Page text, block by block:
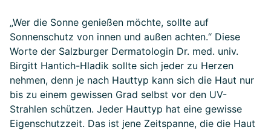
„Wer die Sonne genießen möchte, sollte auf
Sonnenschutz von innen und außen achten.“ Diese
Worte der Salzburger Dermatologin Dr. med. univ.
Birgitt Hantich-Hladik sollte sich jeder zu Herzen
nehmen, denn je nach Hauttyp kann sich die Haut nur
bis zu einem gewissen Grad selbst vor den UV-
Strahlen schützen. Jeder Hauttyp hat eine gewisse
Eigenschutzzeit. Das ist jene Zeitspanne, die die Haut